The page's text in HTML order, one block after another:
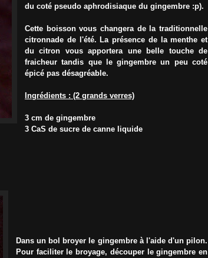
du coté pseudo aphrodisiaque du gingembre :p).
Cette boisson vous changera de la traditionnelle
citronnade de l'été. La présence de la menthe et
du citron vous apportera une belle touche de
fraicheur tandis que le gingembre un peu coté
épicé pas désagréable.
Ingrédients : (2 grands verres)
3 cm de gingembre
3 CaS de sucre de canne liquide
Dans un bol broyer le gingembre à l'aide d'un pilon.
Pour faciliter le broyage, découper le gingembre en